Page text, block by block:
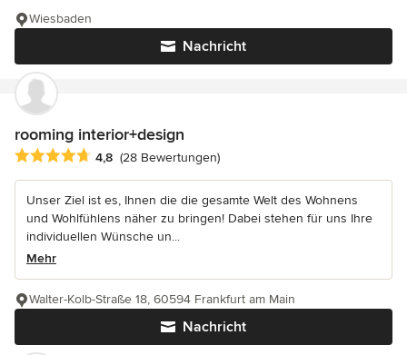
Nachricht
Wiesbaden
rooming interior+design
Durchschnittliche Bewertung: 4.8 von 5 Sternen
4,8 (28 Bewertungen)
Unser Ziel ist es, Ihnen die die gesamte Welt des Wohnens
und Wohlfühlens näher zu bringen! Dabei stehen für uns Ihre
individuellen Wünsche un...
Mehr
Nachricht
Walter-Kolb-Straße 18, 60594 Frankfurt am Main